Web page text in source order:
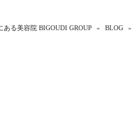
ある美容院 BIGOUDI GROUP » BLOG »